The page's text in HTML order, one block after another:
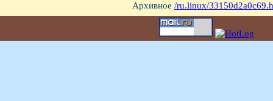
Архивное /ru.linux/